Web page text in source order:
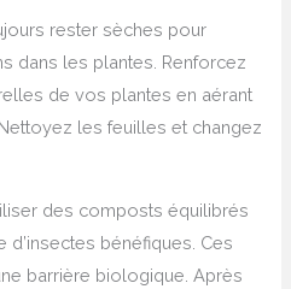
rester sèches pour
dans les plantes. Renforcez
de vos plantes en aérant
les feuilles et changez
des composts équilibrés
bénéfiques. Ces
barrière biologique. Après